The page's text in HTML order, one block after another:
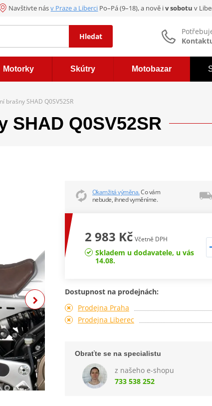
Navštivte násv Praze a Liberci Po–Pá (9–18), a nově iv sobotu v
Hledat
Motorky Skútry Motobazar
brašny SHAD Q0SV52SR
Q0SV52SR
Okamžitá výměna.Co vám
nebude, ihned vyměníme.
2 983 Kč Včetně DPH
Skladem u dodavatele, u vás
14.08.
Dostupnost na prodejnách:
Prodejna Praha
Prodejna Liberec
Obraťte se na specialistu
z našeho e-shopu
733 538 252